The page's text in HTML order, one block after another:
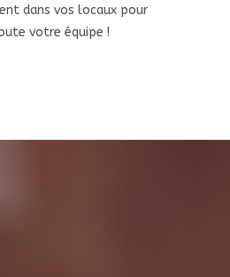
dans vos locaux pour
votre équipe !